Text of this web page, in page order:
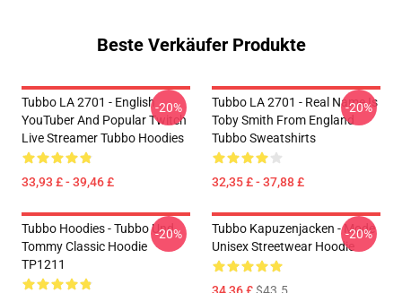
Beste Verkäufer Produkte
Tubbo LA 2701 - English
YouTuber And Popular Twitch
Live Streamer Tubbo Hoodies
33,93 £ - 39,46 £
-20%
Tubbo LA 2701 - Real Name Is
Toby Smith From England
Tubbo Sweatshirts
32,35 £ - 37,88 £
-20%
Tubbo Hoodies - Tubbo Und
Tommy Classic Hoodie
TP1211
-20%
Tubbo Kapuzenjacken - Mode
Unisex Streetwear Hoodie
-20%